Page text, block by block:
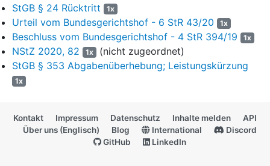
Schrift“ lautende Schuldspruch wie aus der Beschlussformel
ersichtlich zu ändern (vgl. UA S. 32), zumal das Unternehmen
(vgl.§ 11 Abs. 1 Nr. 6 StGB), sich den Besitz an einer
jugendpornographischen Schrift zu verschaffen (
Alt. 1 StGBaF), den bloßen Besitz verdrängt (vgl. BGH,
Beschluss vom 10. Juli 2008 -
3 StR 215/08 NStZ 2009, 208
das Landgericht festgestellt, dass der Angeklagte der 13-jährigen
Geschädigten - erfolglos - „fernschriftlich“ Geld unter anderem
StGB § 24 Rücktritt
1x
Urteil vom Bundesgerichtshof - 6 StR 43/20 1x
Beschluss vom Bundesgerichtshof - 4 StR 394/19 1x
NStZ 2020, 82 1x (nicht zugeordnet)
StGB § 353 Abgabenüberhebung; Leistungskürzung
1x
Kontakt Impressum Datenschutz Inhalte melden
API
Über uns (Englisch)
Blog International
Discord
GitHub
LinkedIn